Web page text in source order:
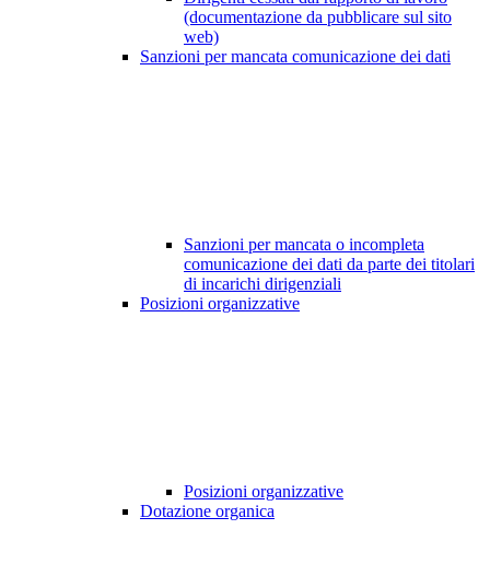
(documentazione da pubblicare sul sito
web)
Sanzioni per mancata comunicazione dei dati
Sanzioni per mancata o incompleta
comunicazione dei dati da parte dei titolari
di incarichi dirigenziali
Posizioni organizzative
Posizioni organizzative
Dotazione organica